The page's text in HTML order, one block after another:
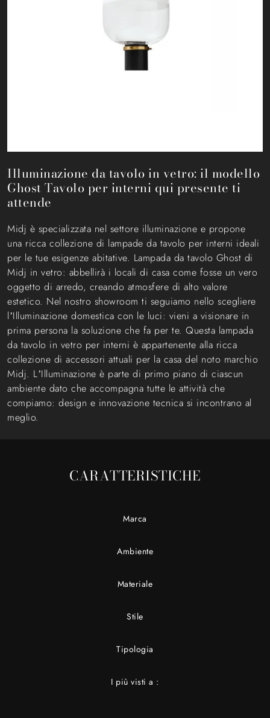
Illuminazione da tavolo in vetro: il modello
Ghost Tavolo per interni qui presente ti
attende
Midj è specializzata nel settore illuminazione e propone
una ricca collezione di lampade da tavolo per interni ideali
per le tue esigenze abitative. Lampada da tavolo Ghost di
Midj in vetro: abbellirà i locali di casa come fosse un vero
oggetto di arredo, creando atmosfere di alto valore
estetico. Nel nostro showroom ti seguiamo nello scegliere
l’Illuminazione domestica con le luci: vieni a visionare in
prima persona la soluzione che fa per te. Questa lampada
da tavolo in vetro per interni è appartenente alla ricca
collezione di accessori attuali per la casa del noto marchio
Midj. L’Illuminazione è parte di primo piano di ciascun
ambiente dato che accompagna tutte le attività che
compiamo: design e innovazione tecnica si incontrano al
meglio.
CARATTERISTICHE
Marca
Ambiente
Materiale
Stile
Tipologia
I più visti a :